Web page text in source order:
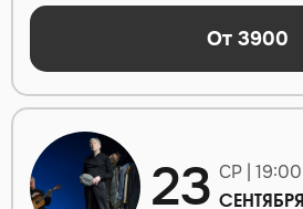
От 3900
23 СР | 19:00
СЕНТЯБРЯ